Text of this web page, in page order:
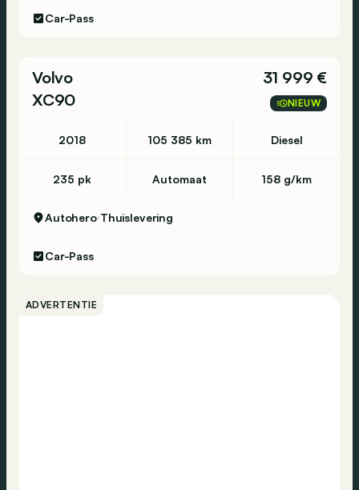
Car-Pass
Volvo
XC90
31 999 €
NIEUW
2018 105 385 km Diesel
235 pk Automaat 158 g/km
Autohero Thuislevering
Car-Pass
ADVERTENTIE